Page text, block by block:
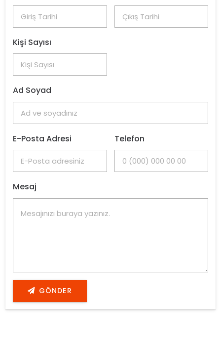
Kişi Sayısı
Ad Soyad
E-Posta Adresi Telefon
Mesaj
GÖNDER